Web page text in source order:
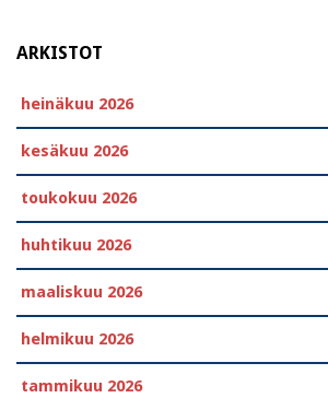
ARKISTOT
heinäkuu 2026
kesäkuu 2026
toukokuu 2026
huhtikuu 2026
maaliskuu 2026
helmikuu 2026
tammikuu 2026